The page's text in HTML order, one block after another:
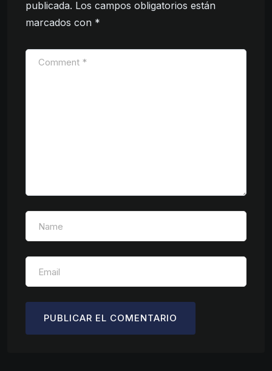
publicada. Los campos obligatorios están
marcados con *